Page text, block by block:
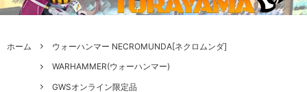
ホーム
ウォーハンマー NECROMUNDA[ネクロムンダ]
WARHAMMER(ウォーハンマー)
GWSオンライン限定品